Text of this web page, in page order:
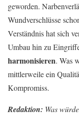
geworden.
Wundverschlüsse
Verständnis hat sich
Umbau hin zu
harmonisieren. Was
mittlerweile ein
Kompromiss.
Redaktion: Was